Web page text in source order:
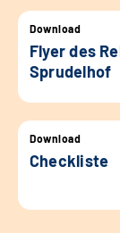
Download
Flyer des
Sprudelhof
Download
Checkliste